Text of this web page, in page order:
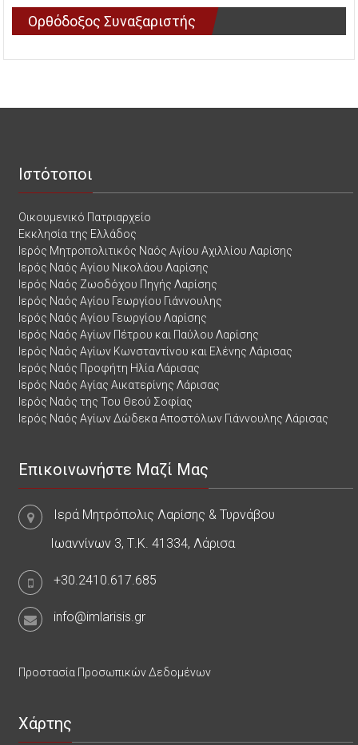
Ορθόδοξος Συναξαριστής
Ιστότοποι
Οικουμενικό Πατριαρχείο
Εκκλησία της Ελλάδος
Ιερός Μητροπολιτικός Ναός Αγίου Αχιλλίου Λαρίσης
Ιερός Ναός Αγίου Νικολάου Λαρίσης
Ιερός Ναός Ζωοδόχου Πηγής Λαρίσης
Ιερός Ναός Αγίου Γεωργίου Γιάννουλης
Ιερός Ναός Αγίου Γεωργίου Λαρίσης
Ιερός Ναός Αγίων Πέτρου και Παύλου Λαρίσης
Ιερός Ναός Αγίων Κωνσταντίνου και Ελένης Λάρισας
Ιερός Ναός Προφήτη Ηλία Λάρισας
Ιερός Ναός Αγίας Αικατερίνης Λάρισας
Ιερός Ναός της Του Θεού Σοφίας
Ιερός Ναός Αγίων Δώδεκα Αποστόλων Γιάννουλης Λάρισας
Επικοινωνήστε Μαζί Μας
Ιερά Μητρόπολις Λαρίσης & Τυρνάβου
Ιωαννίνων 3, Τ.Κ. 41334, Λάρισα
+30.2410.617.685
info@imlarisis.gr
Προστασία Προσωπικών Δεδομένων
Χάρτης